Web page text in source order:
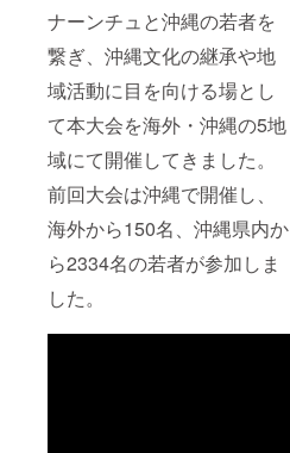
ナーンチュと沖縄の若者を
繋ぎ、沖縄文化の継承や地
域活動に目を向ける場とし
て本大会を海外・沖縄の5地
域にて開催してきました。
前回大会は沖縄で開催し、
海外から150名、沖縄県内か
ら2334名の若者が参加しま
した。